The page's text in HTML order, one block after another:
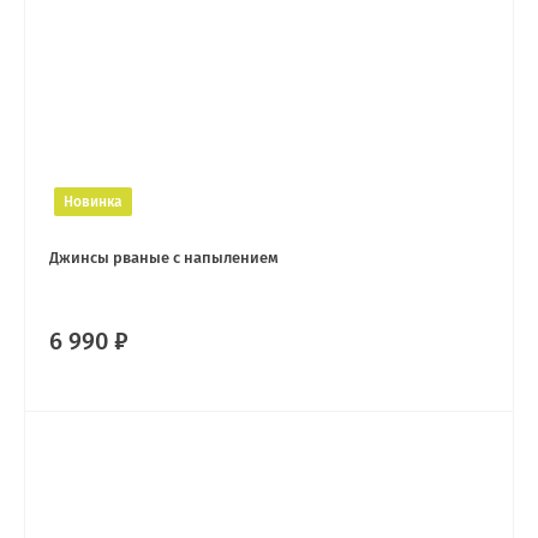
Новинка
Джинсы рваные с напылением
6 990 ₽